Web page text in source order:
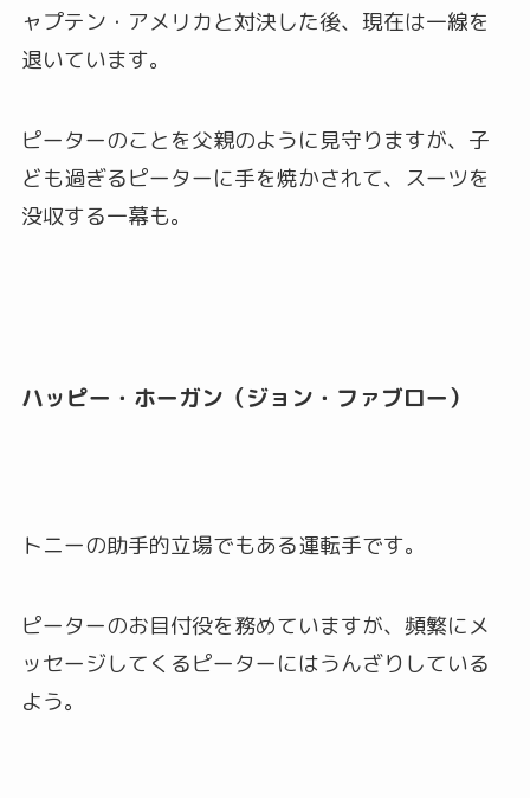
ャプテン・アメリカと対決した後、現在は一線を
退いています。
ピーターのことを父親のように見守りますが、子
ども過ぎるピーターに手を焼かされて、スーツを
没収する一幕も。
ハッピー・ホーガン（ジョン・ファブロー）
トニーの助手的立場でもある運転手です。
ピーターのお目付役を務めていますが、頻繁にメ
ッセージしてくるピーターにはうんざりしている
よう。